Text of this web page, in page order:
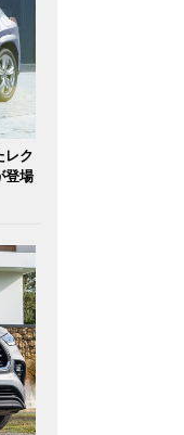
レク
登場